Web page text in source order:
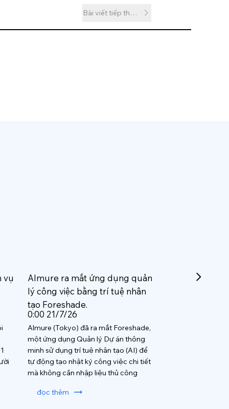
Bài viết tiếp theo
vụ
Almure ra mắt ứng dụng quản
lý công việc bằng trí tuệ nhân
tạo Foreshade.
0:00 21/7/26
Almure (Tokyo) đã ra mắt Foreshade,
một ứng dụng Quản lý Dự án thông
minh sử dụng trí tuệ nhân tạo (AI) để
tự động tạo nhật ký công việc chi tiết
mà không cần nhập liệu thủ công
đọc thêm